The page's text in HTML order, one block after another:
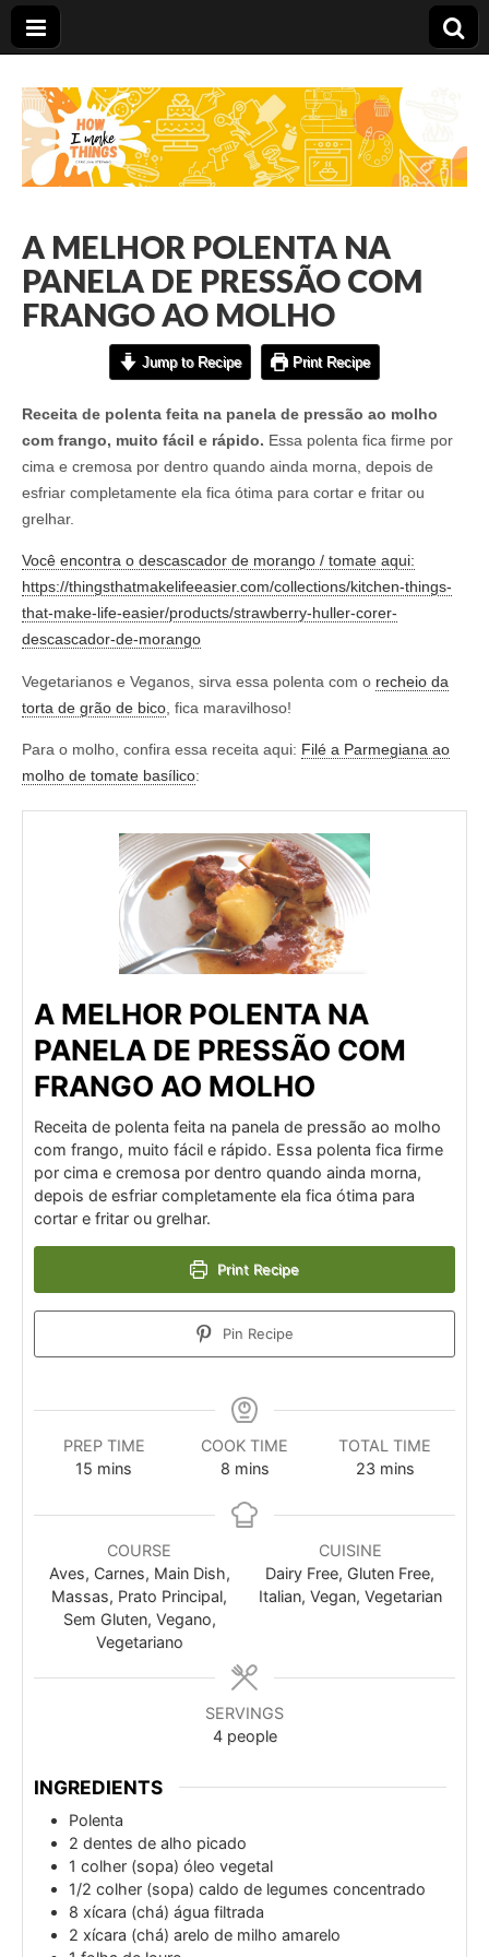
Carolina Stefano
A MELHOR POLENTA NA
PANELA DE PRESSÃO COM
FRANGO AO MOLHO
Jump to Recipe Print Recipe
Receita de polenta feita na panela de pressão ao molho
com frango, muito fácil e rápido. Essa polenta fica firme por
cima e cremosa por dentro quando ainda morna, depois de
esfriar completamente ela fica ótima para cortar e fritar ou
grelhar.
Você encontra o descascador de morango / tomate aqui:
https://thingsthatmakelifeeasier.com/collections/kitchen-things-
that-make-life-easier/products/strawberry-huller-corer-
descascador-de-morango
Vegetarianos e Veganos, sirva essa polenta com o recheio da
torta de grão de bico , fica maravilhoso!
Para o molho, confira essa receita aqui: Filé a Parmegiana ao
molho de tomate basílico:
A MELHOR POLENTA NA
PANELA DE PRESSÃO COM
FRANGO AO MOLHO
Receita de polenta feita na panela de pressão ao molho
com frango, muito fácil e rápido. Essa polenta fica firme
por cima e cremosa por dentro quando ainda morna,
depois de esfriar completamente ela fica ótima para
cortar e fritar ou grelhar.
Print Recipe
Pin Recipe
PREP TIME
15 minutes
mins
COOK TIME
8minutes
mins
TOTAL TIME
23minutes
mins
COURSE
Aves, Carnes, Main Dish,
Massas, Prato Principal,
Sem Gluten, Vegano,
Vegetariano
CUISINE
Dairy Free, Gluten Free,
Italian, Vegan, Vegetarian
SERVINGS
4 people
INGREDIENTS
Polenta
2 dentes de alho picado
1 colher (sopa) óleo vegetal
1/2 colher (sopa) caldo de legumes concentrado
8 xícara (chá) água filtrada
2 xícara (chá) arelo de milho amarelo